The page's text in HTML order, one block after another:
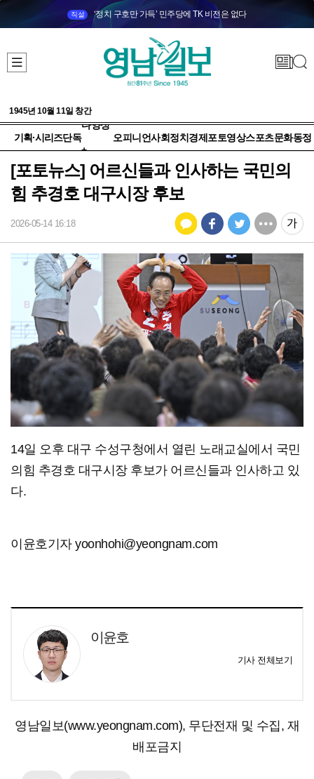
직설 ‘정치 구호만 가득’ 민주당에 TK 비전은 없다
1945년 10월 11일 창간
기획·시리즈단독
다양성
+
오피니언사회정치 경제 포토영상스포츠문화동정
[포토뉴스] 어르신들과 인사하는 국민의
힘 추경호 대구시장 후보
2026-05-14 16:18
14일 오후 대구 수성구청에서 열린 노래교실에서 국민
의힘 추경호 대구시장 후보가 어르신들과 인사하고 있
다.
이윤호기자 yoonhohi@yeongnam.com
이윤호
기사 전체보기
영남일보(www.yeongnam.com), 무단전재 및 수집, 재
배포금지